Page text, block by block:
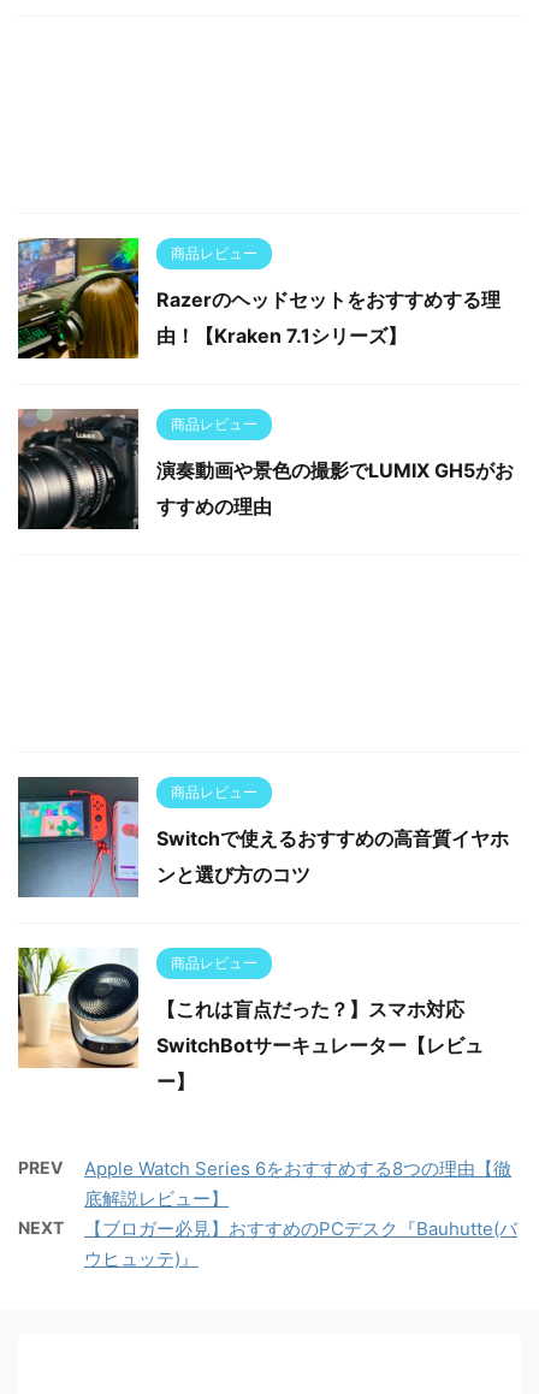
商品レビュー
Razerのヘッドセットをおすすめする理
由！【Kraken 7.1シリーズ】
商品レビュー
演奏動画や景色の撮影でLUMIX GH5がお
すすめの理由
商品レビュー
Switchで使えるおすすめの高音質イヤホ
ンと選び方のコツ
商品レビュー
【これは盲点だった？】スマホ対応
SwitchBotサーキュレーター【レビュ
ー】
PREV
Apple Watch Series 6をおすすめする8つの理由【徹
底解説レビュー】
NEXT
【ブロガー必見】おすすめのPCデスク『Bauhutte(バ
ウヒュッテ)』